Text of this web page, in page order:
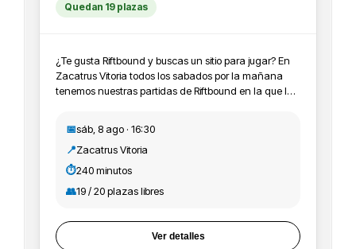
Quedan 19 plazas
¿Te gusta Riftbound y buscas un sitio para jugar? En
Zacatrus Vitoria todos los sabados por la mañana
tenemos nuestras partidas de Riftbound en la que los
ellas. Además puedes conseguir material promo y
participar en los Skirmish de la tienda. ¡Pásate a jugar
con nosotros o pregunta todas las dudas sin
📅sáb, 8 ago · 16:30
📍Zacatrus Vitoria
⏱️240 minutos
👥19 / 20 plazas libres
Ver detalles